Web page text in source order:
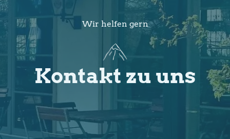
Wir helfen gern
Kontakt zu uns